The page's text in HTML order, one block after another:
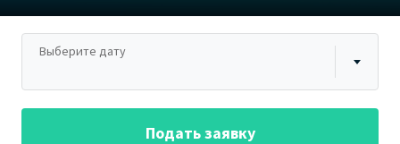
Выберите дату
Подать заявку